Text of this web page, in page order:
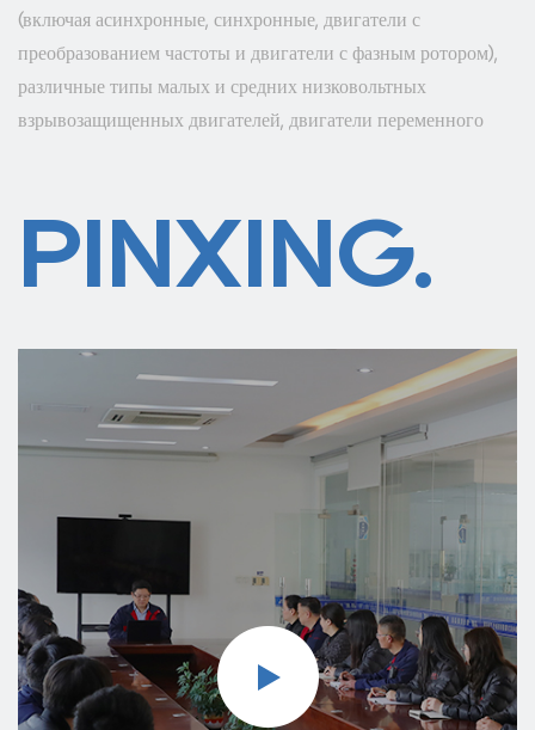
(включая асинхронные, синхронные, двигатели с
преобразованием частоты и двигатели с фазным ротором),
различные типы малых и средних низковольтных
взрывозащищенных двигателей, двигатели переменного
широко используются в областях добычи угля, металлургии,
цемента, производства бумаги, защиты окружающей среды,
нефти, химии, текстиля, дорожного движения, водного
предприятия. Мы движемся к энергосбережению,
эффективности, защите окружающей среды, комплексной
автоматизации и интернационализации. Компания
Shanghai Pinxing Explosion-proof Motor Co., Ltd
стремится предоставлять хорошие продукты для двигателей
и решения в области технологий двигателей для глобальных
промышленных предприятий и различных областей, а также
превратить компанию «Pinxing» в поставщика решений в
области технологий двигателей и производителя
двигателей в мировой автомобильной промышленности.
PINXING.